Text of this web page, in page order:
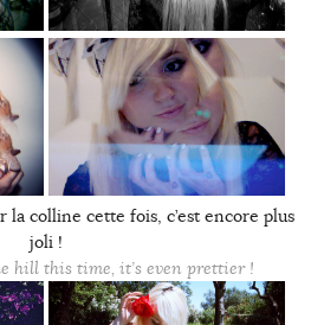
la colline cette fois, c’est encore plus
joli !
hill this time, it’s even prettier !